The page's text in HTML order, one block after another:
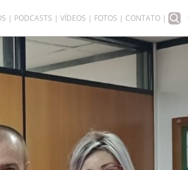
PODCASTS VÍDEOS FOTOS CONTATO